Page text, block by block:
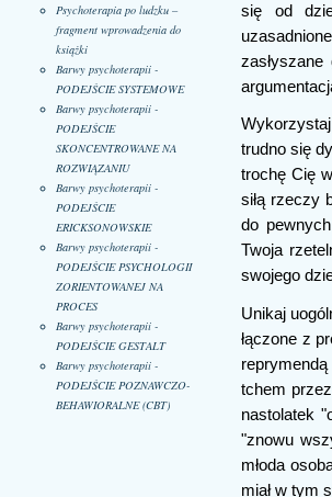
Psychoterapia po ludzku –
fragment wprowadzenia do
książki
Barwy psychoterapii -
PODEJŚCIE SYSTEMOWE
Barwy psychoterapii -
PODEJŚCIE
SKONCENTROWANE NA
ROZWIĄZANIU
Barwy psychoterapii -
PODEJŚCIE
ERICKSONOWSKIE
Barwy psychoterapii -
PODEJŚCIE PSYCHOLOGII
ZORIENTOWANEJ NA
PROCES
Barwy psychoterapii -
PODEJŚCIE GESTALT
Barwy psychoterapii -
PODEJŚCIE POZNAWCZO-
BEHAWIORALNE (CBT)
się od
trudno się
trochę Cię
siłą rzeczy
do
Twoja
swojego
Unikaj
łączone z
tchem
nastolatek
"znowu
młoda
miał w tym